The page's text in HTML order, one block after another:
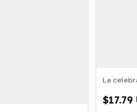
La
$17.79